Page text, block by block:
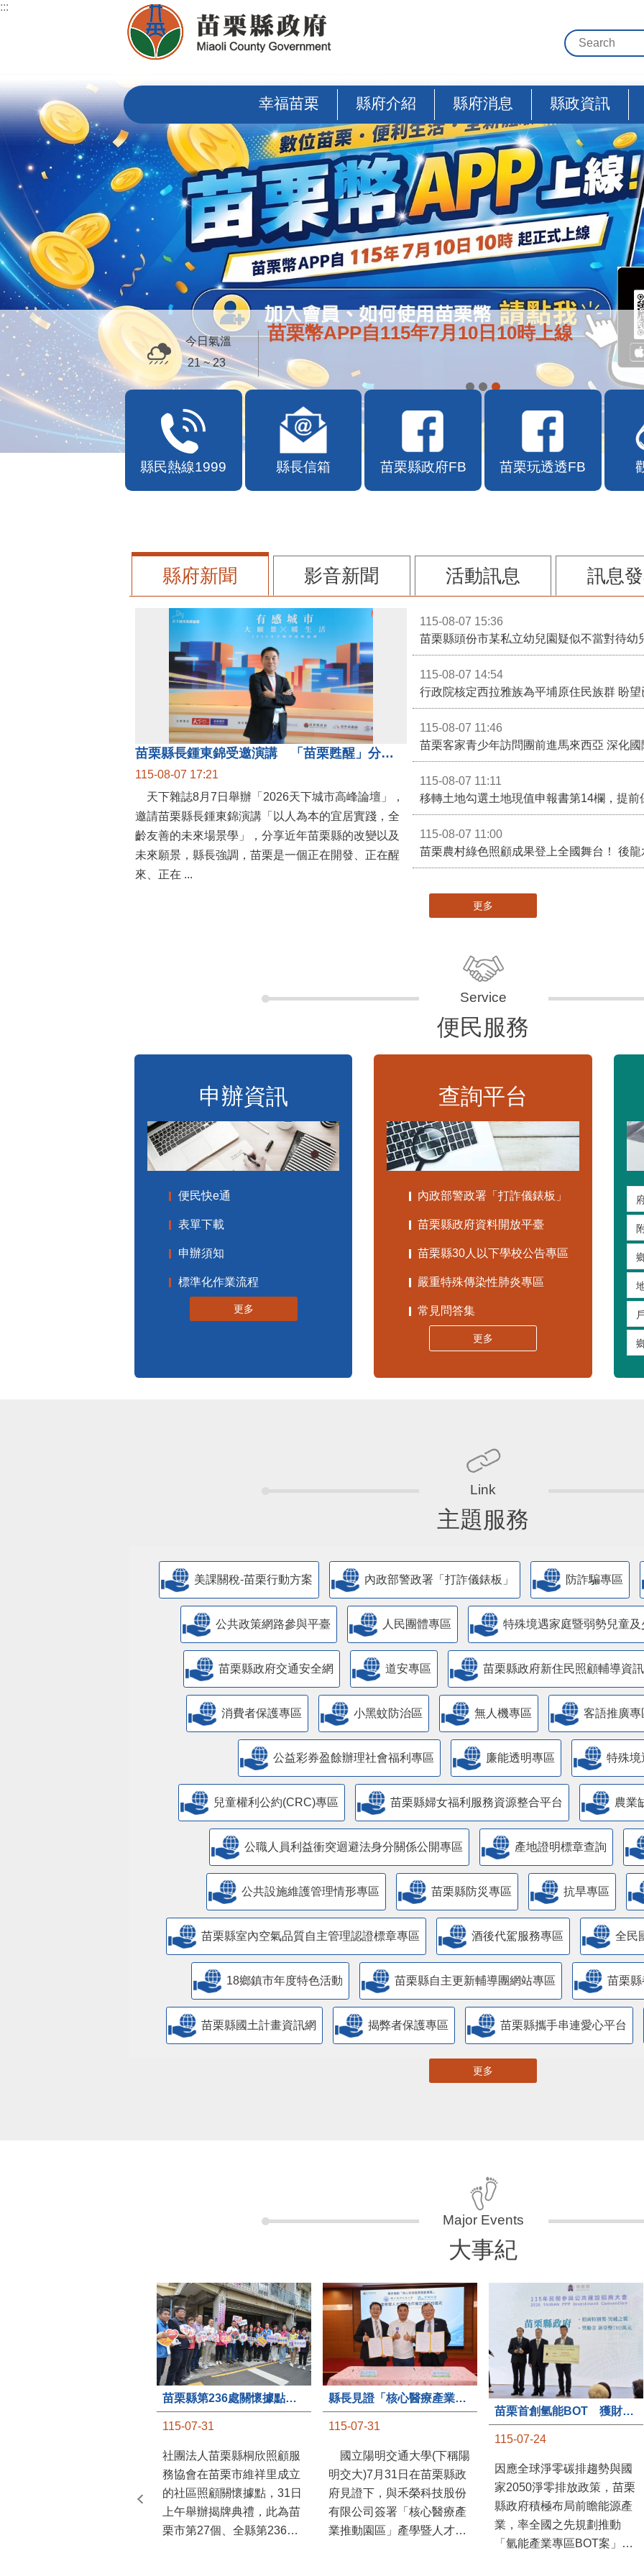
跳到主要內容區塊
:::
幸福苗栗 縣府介紹 縣府消息 縣政資訊
苗栗幣APP自115年7月10日10時上線
今日氣溫
21 ~ 23
縣民熱線1999 縣長信箱 苗栗縣政府FB 苗栗玩透透FB
縣府新聞 影音新聞 活動訊息 訊息
苗栗縣長鍾東錦受邀演講 「苗栗甦醒」分享近年轉變
115-08-07 17:21
天下雜誌8月7日舉辦「2026天下城市高峰論壇」，
邀請苗栗縣長鍾東錦演講「以人為本的宜居實踐，全
齡友善的未來場景學」，分享近年苗栗縣的改變以及
未來願景，縣長強調，苗栗是一個正在開發、正在醒
來、正在 ...
115-08-07 15:36
苗栗縣頭份市某私立幼兒園疑似不當對待幼
115-08-07 14:54
115-08-07 11:46
苗栗客家青少年訪問團前進馬來西亞 深化
115-08-07 11:11
移轉土地勾選土地現值申報書第14欄，提前
115-08-07 11:00
更多
便民服務
申辦資訊
便民快e通
表單下載
申辦須知
標準化作業流程
更多
查詢平台
內政部警政署「打詐儀錶板」
苗栗縣政府資料開放平臺
苗栗縣30人以下學校公告專區
嚴重特殊傳染性肺炎專區
常見問答集
更多
主題服務
美課關稅-苗栗行動方案 內政部警政署「打詐儀錶板」 防詐騙專區
公共政策網路參與平臺 人民團體專區 特殊境遇家庭暨弱勢兒童
苗栗縣政府交通安全網 道安專區 苗栗縣政府新住民照顧輔導資
消費者保護專區 小黑蚊防治區 無人機專區 客語推廣專
公益彩券盈餘辦理社會福利專區 廉能透明專區 特殊境
兒童權利公約(CRC)專區 苗栗縣婦女福利服務資源整合平台 農業
公職人員利益衝突迴避法身分關係公開專區 產地證明標章查詢
​公共設施維護管理情形專區 苗栗縣防災專區 抗旱專區
苗栗縣室內空氣品質自主管理認證標章專區 酒後代駕服務專區 全民
18鄉鎮市年度特色活動 苗栗縣自主更新輔導團網站專區 苗栗
苗栗縣國土計畫資訊網 揭弊者保護專區 苗栗縣攜手串連愛心平台
更多
大事紀
苗栗縣第236處關懷據點在苗栗市維祥里揭牌
115-07-31
社團法人苗栗縣桐欣照顧服
務協會在苗栗市維祥里成立
的社區照顧關懷據點，31日
上午舉辦揭牌典禮，此為苗
栗市第27個、全縣第236處
縣長見證「核心醫療產業推動園區」產學合作簽約儀式
115-07-31
國立陽明交通大學(下稱陽
明交大)7月31日在苗栗縣政
府見證下，與禾榮科技股份
有限公司簽署「核心醫療產
業推動園區」產學暨人才培
苗栗首創氫能BOT 獲財政部「突破之翼」肯定
115-07-24
因應全球淨零碳排趨勢與國
家2050淨零排放政策，苗栗
縣政府積極布局前瞻能源產
業，率全國之先規劃推動
「氫能產業專區BOT案」，